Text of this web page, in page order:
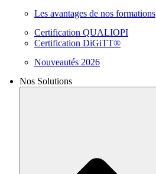
Les avantages de nos formations
Certification QUALIOPI
Certification DiGiTT®
Nouveautés 2026
Nos Solutions